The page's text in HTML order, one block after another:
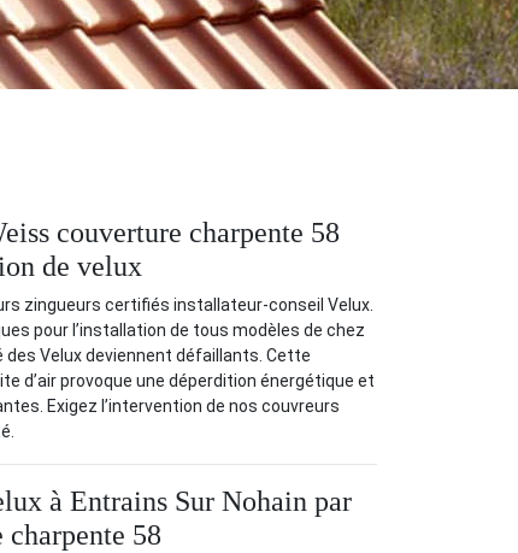
couverture charpente 58
de velux
zingueurs certifiés installateur-conseil Velux.
pour l’installation de tous modèles de chez
Velux deviennent défaillants. Cette
d’air provoque une déperdition énergétique et
Exigez l’intervention de nos couvreurs
à Entrains Sur Nohain par
charpente 58